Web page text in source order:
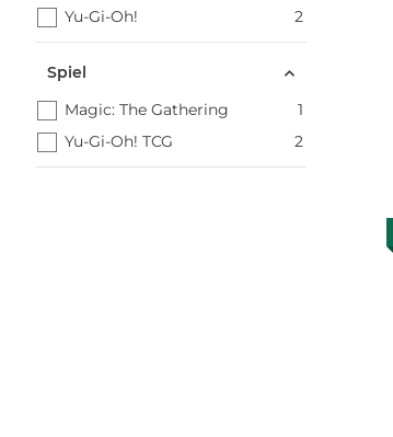
Yu-Gi-Oh!
2
Spiel
Magic: The Gathering
1
Yu-Gi-Oh! TCG
2